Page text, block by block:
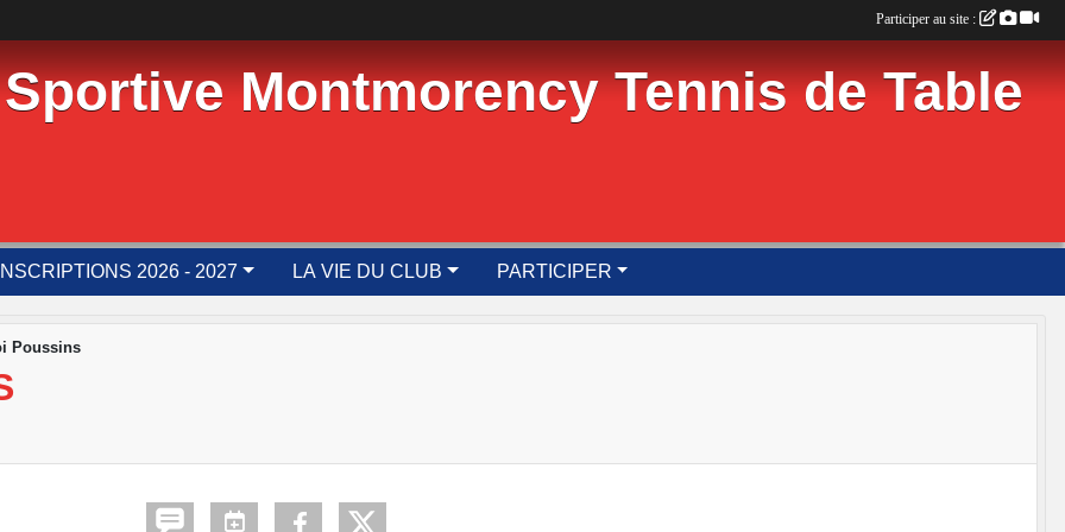
Montmorency Tennis de Table
INSCRIPTIONS 2026 - 2027 LA VIE DU CLUB PARTICIPER
Poussins
Participer au site :